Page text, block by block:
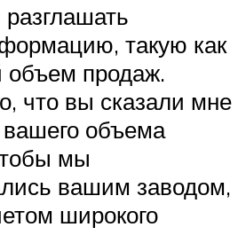
такую как
продаж.
что вы сказали мне
объема
мы
вашим заводом,
широкого